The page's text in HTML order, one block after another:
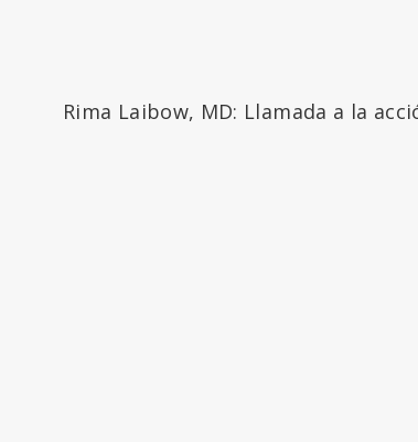
Rima Laibow, MD: Llamada a la